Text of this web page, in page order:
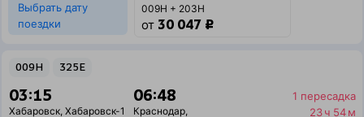
Выбрать дату
поездки
009Н + 203Н
от 30 047 ₽
009Н 325Е
03:15
Хабаровск, Хабаровск-1
06:48
Краснодар,
1 пересадка
23 ч 54 м